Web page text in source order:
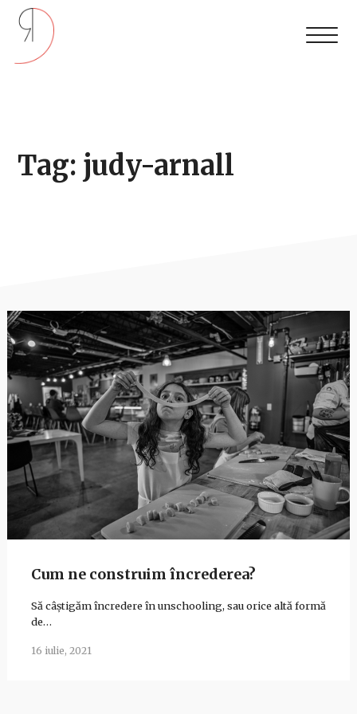
Tag: judy-arnall
Cum ne construim încrederea?
Să câștigăm încredere în unschooling, sau orice altă formă
de…
16 iulie, 2021